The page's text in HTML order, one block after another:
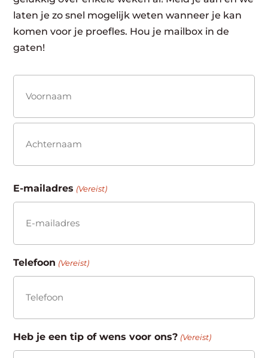
laten je zo snel mogelijk weten wanneer je kan
komen voor je proefles. Hou je mailbox in de
gaten!
(Vereist)
Voornaam
E-mailadres (Vereist)
Telefoon (Vereist)
Heb je een tip of wens voor ons? (Vereist)